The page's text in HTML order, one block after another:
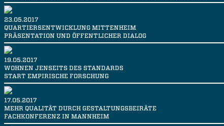
23.05.2017
QUARTIERSENTWICKLUNG MITTENHEIM
PRÄSENTATION UND ÖFFENTLICHER DIALOG
19.05.2017
WOHNEN JENSEITS DES STANDARDS
START EMPIRISCHE FORSCHUNG
17.05.2017
MEHR QUALITÄT DURCH GESTALTUNGSBEIRÄTE
FACHKONFERENZ IN MANNHEIM